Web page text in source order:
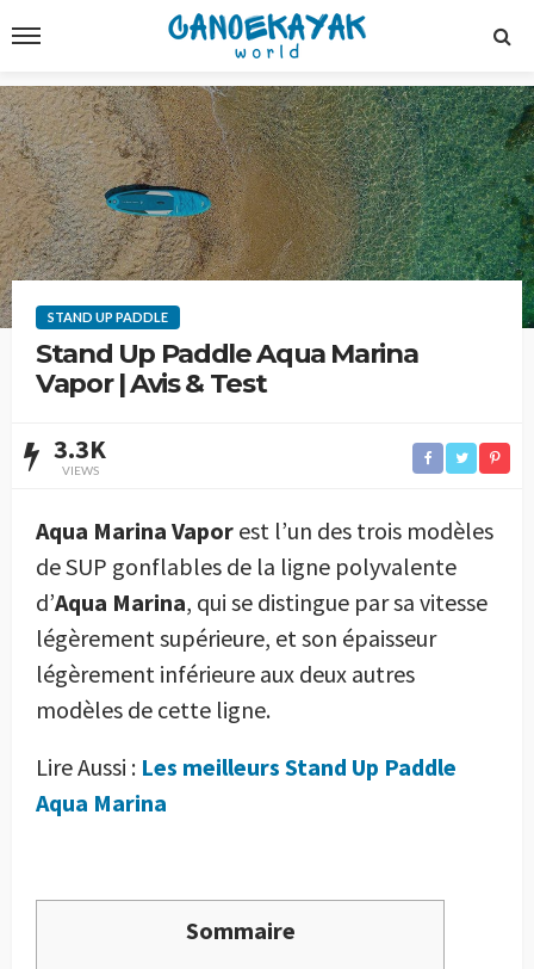
STAND UP PADDLE
Stand Up Paddle Aqua Marina
Vapor | Avis & Test
3.3K
VIEWS
Aqua Marina Vapor est l’un des trois modèles
de SUP gonflables de la ligne polyvalente
d’Aqua Marina, qui se distingue par sa vitesse
légèrement supérieure, et son épaisseur
légèrement inférieure aux deux autres
modèles de cette ligne.
Lire Aussi : Les meilleurs Stand Up Paddle
Aqua Marina
Sommaire